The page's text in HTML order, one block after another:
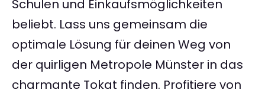
Schulen und Einkaufsmöglichkeiten
beliebt. Lass uns gemeinsam die
optimale Lösung für deinen Weg von
der quirligen Metropole Münster in das
charmante Tokat finden. Profitiere von